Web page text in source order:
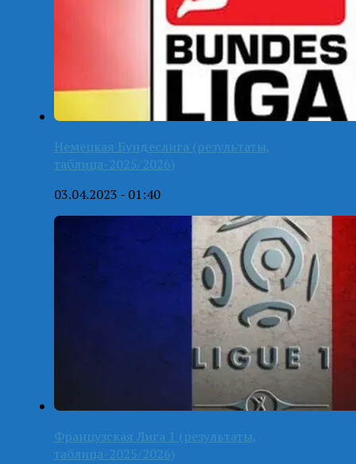
Немецкая Бундеслига (результаты,
таблица-2025/2026)
03.04.2023 - 01:40
Французская Лига 1 (результаты,
таблица-2025/2026)